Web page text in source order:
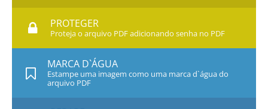
PROTEGER
Proteja o arquivo PDF adicionando senha no PDF
MARCA D`ÁGUA
Estampe uma imagem como uma marca d`água do
arquivo PDF